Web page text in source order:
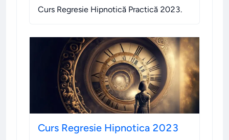
Curs Regresie Hipnotică Practică 2023.
Curs Regresie Hipnotica 2023